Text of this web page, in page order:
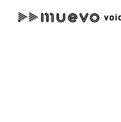
"読者の声を形にする”音